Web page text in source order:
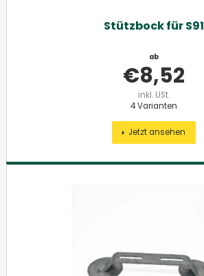
Stützbock für S91
ab
€8,52
inkl. USt.
4 Varianten
Jetzt ansehen